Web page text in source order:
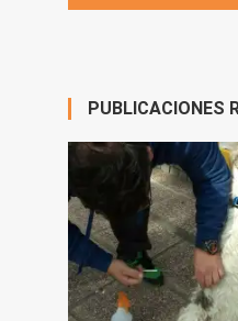
PUBLICACIONES